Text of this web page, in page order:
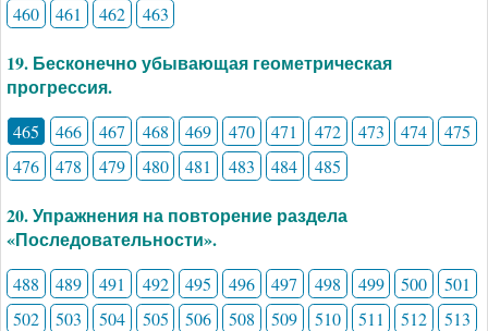
460
461 462 463
19. Бесконечно убывающая геометрическая
прогрессия.
465 466 467 468 469 470 471 472 473 474
475
476
478 479 480 481 483 484 485
20. Упражнения на повторение раздела
«Последовательности».
488 489 491 492 495 496 497 498 499 500
501
502
503 504 505 506 508 509 510 511 512
513